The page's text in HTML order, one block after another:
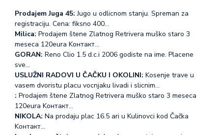
Prodajem Juga 45: Jugo u odlicnom stanju. Spreman za
registraciju. Cena: fiksno 400…
Milica: Prodajem štene Zlatnog Retrivera muško staro 3
meseca 120eura Koнтакт…
GORAN: Reno Clio 1.5 d.c.i 2006 godiste na ime. Placene
sve…
USLUŽNI RADOVI U ČAČKU I OKOLINI: Kosenje trave u
vasem dvoristu placu vocnjaku livadi i slicnim…
: Prodajem štene Zlatnog Retrivera muško staro 3 meseca
120eura Koнтакт…
NIKOLA: Na prodaju plac 16.5 ari u Kulinovci kod Čačka
Koнтакт…